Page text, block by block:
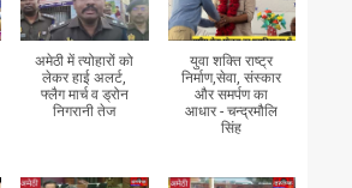
अमेठी में त्योहारों को
लेकर हाई अलर्ट,
फ्लैग मार्च व ड्रोन
निगरानी तेज
युवा शक्ति राष्ट्र
निर्माण,सेवा, संस्कार
और समर्पण का
आधार - चन्द्रमौलि
सिंह